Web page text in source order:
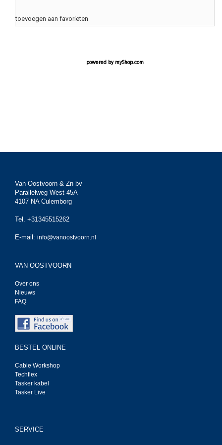
toevoegen aan favorieten
powered by myShop.com
Van Oostvoorn & Zn bv
Parallelweg West 45A
4107 NA Culemborg
Tel. +31345515262
E-mail: info@vanoostvoorn.nl
VAN OOSTVOORN
Over ons
Nieuws
FAQ
BESTEL ONLINE
Cable Workshop
Techflex
Tasker kabel
Tasker Live
SERVICE